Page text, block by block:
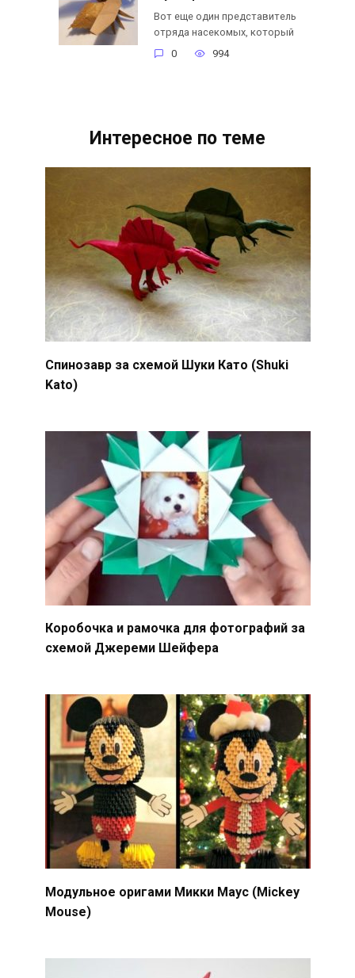
Вот еще один представитель
отряда насекомых, который
0
994
Интересное по теме
Спинозавр за схемой Шуки Като (Shuki
Kato)
Коробочка и рамочка для фотографий за
схемой Джереми Шейфера
Модульное оригами Микки Маус (Mickey
Mouse)